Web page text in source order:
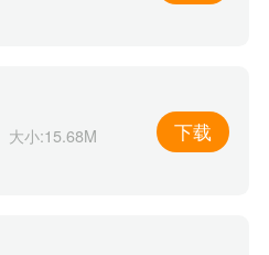
大小:15.68M 下载